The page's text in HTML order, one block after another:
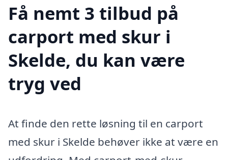
Få nemt 3 tilbud på
carport med skur i
Skelde, du kan være
tryg ved
At finde den rette løsning til en carport
med skur i Skelde behøver ikke at være en